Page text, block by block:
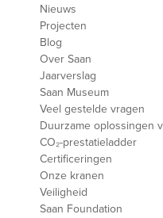
Nieuws
Projecten
Blog
Over Saan
Jaarverslag
Saan Museum
Veel gestelde vragen
Duurzame oplossingen
CO₂-prestatieladder
Certificeringen
Onze kranen
Veiligheid
Saan Foundation